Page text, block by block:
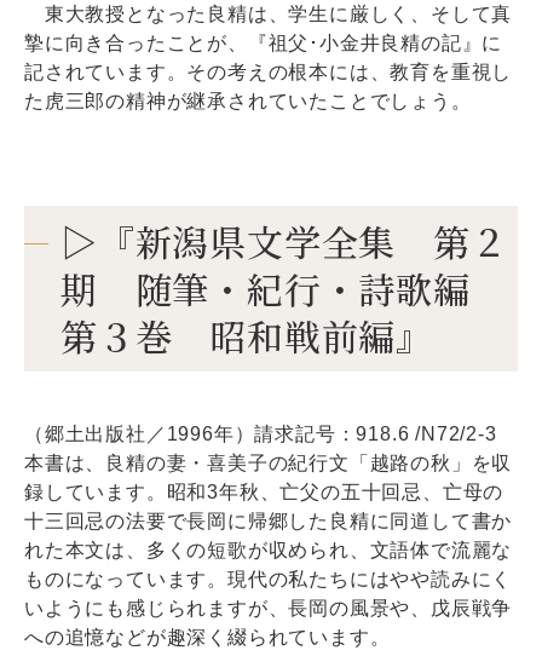
東大教授となった良精は、学生に厳しく、そして真
摯に向き合ったことが、『祖父･小金井良精の記』に
記されています。その考えの根本には、教育を重視し
た虎三郎の精神が継承されていたことでしょう。
▷『新潟県文学全集 第２
期 随筆・紀行・詩歌編
第３巻 昭和戦前編』
（郷土出版社／1996年）請求記号：918.6 /N72/2-3
本書は、良精の妻・喜美子の紀行文「越路の秋」を収
録しています。昭和3年秋、亡父の五十回忌、亡母の
十三回忌の法要で長岡に帰郷した良精に同道して書か
れた本文は、多くの短歌が収められ、文語体で流麗な
ものになっています。現代の私たちにはやや読みにく
いようにも感じられますが、長岡の風景や、戊辰戦争
への追憶などが趣深く綴られています。